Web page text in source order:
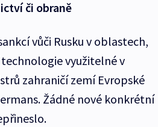
či obraně
vůči Rusku v oblastech,
využitelné v
zahraničí zemí Evropské
Žádné nové konkrétní